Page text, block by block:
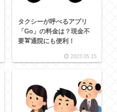
タクシーが呼べるアプリ
「Go」の料金は？現金不
要🚖通院にも便利！
2023.05.15